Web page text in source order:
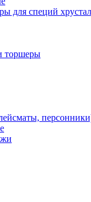
для специй
торшеры